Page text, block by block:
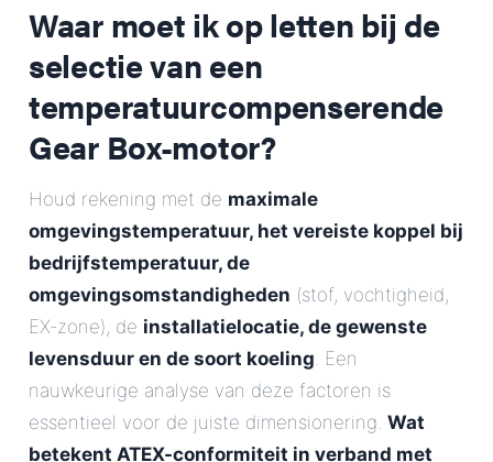
Waar moet ik op letten bij de
selectie van een
temperatuurcompenserende
Gear Box-motor?
Houd rekening met de maximale
omgevingstemperatuur, het vereiste koppel bij
bedrijfstemperatuur, de
omgevingsomstandigheden (stof, vochtigheid,
EX-zone), de installatielocatie, de gewenste
levensduur en de soort koeling. Een
nauwkeurige analyse van deze factoren is
essentieel voor de juiste dimensionering. Wat
betekent ATEX-conformiteit in verband met